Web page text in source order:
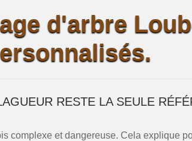
d'arbre
RESTE LA SEULE
complexe et dangereuse. Cela explique